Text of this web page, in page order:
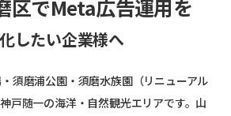
区でMeta広告運用を
したい企業様へ
須磨浦公園・須磨水族園（リニューアル
戸随一の海洋・自然観光エリアです。山